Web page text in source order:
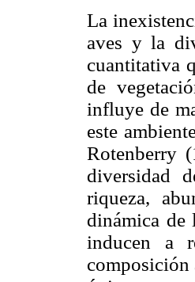
La
aves y la
cuantitativa
de
influye de
este
Rotenberry
diversidad
riqueza,
dinámica de
inducen a
composición